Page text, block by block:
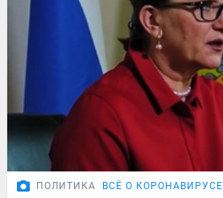
ПОЛИТИКА ВСЁ О КОРОНАВИРУСЕ